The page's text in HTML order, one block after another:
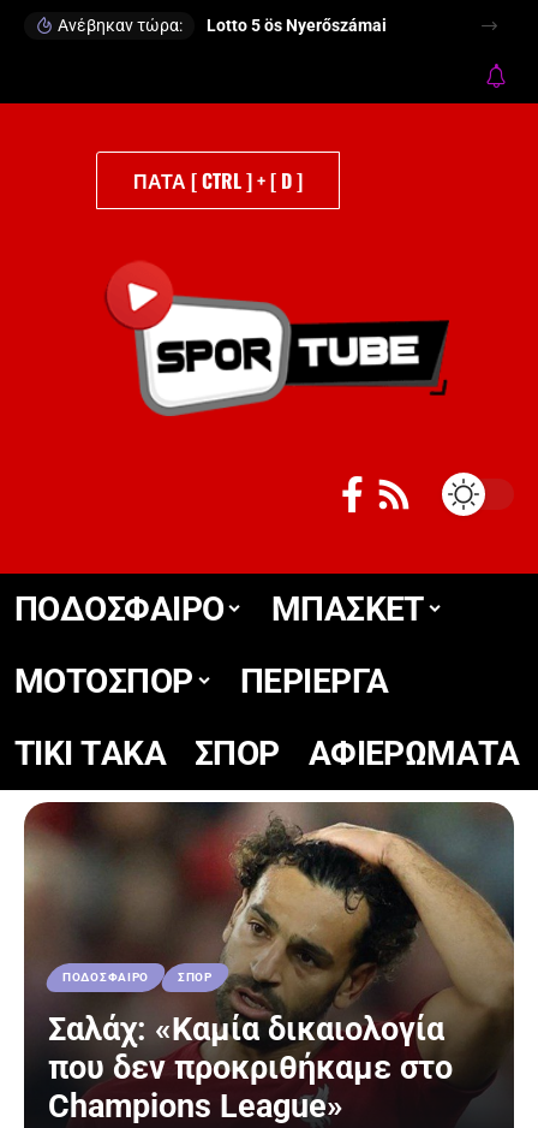
Ανέβηκαν τώρα: Lotto 5 ös Nyerőszámai
ΠΑΤΑ [ CTRL ] + [ D ]
ΠΟΔΟΣΦΑΙΡΟ
ΜΠΑΣΚΕΤ
ΜΟΤΟΣΠΟΡ
ΠΕΡΙΕΡΓΑ
TIKΙ TΑΚΑ
ΣΠΟΡ ΑΦΙΕΡΩΜΑΤΑ
ΠΟΔΟΣΦΑΙΡΟ ΣΠΟΡ
Σαλάχ: «Καμία δικαιολογία
που δεν προκριθήκαμε στο
Champions League»